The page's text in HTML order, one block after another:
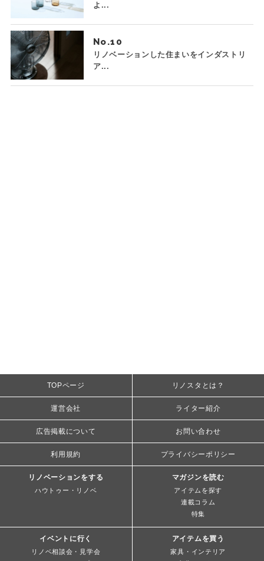
よ...
No.
リノベーションした住まいをインダストリ
ア...
TOPページ リノスタとは？
運営会社 ライター紹介
広告掲載について お問い合わせ
利用規約 プライバシーポリシー
リノベーションをする
ハウトゥー・リノベ
マガジンを読む
アイテムを探す
連載コラム
特集
イベントに行く
リノベ相談会・見学会
アイテムを買う
家具・インテリア